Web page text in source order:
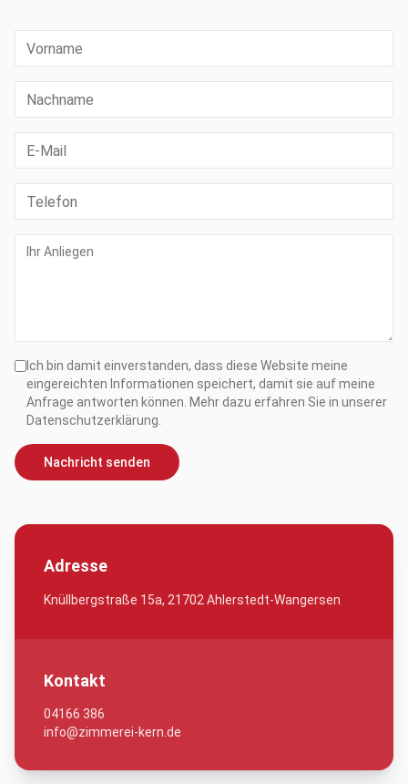
Ich bin damit einverstanden, dass diese Website meine
eingereichten Informationen speichert, damit sie auf meine
Anfrage antworten können. Mehr dazu erfahren Sie in unserer
Datenschutzerklärung.
Nachricht senden
Adresse
Knüllbergstraße 15a, 21702 Ahlerstedt-Wangersen
Kontakt
04166 386
info@zimmerei-kern.de